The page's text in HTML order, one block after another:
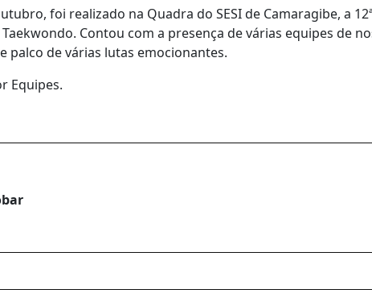
foi realizado na Quadra do SESI de Camaragibe, a
Contou com a presença de várias equipes de
palco de várias lutas emocionantes.
Equipes.